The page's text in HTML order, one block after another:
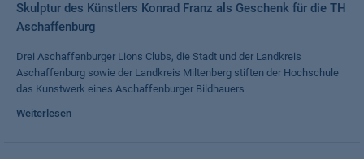
Skulptur des Künstlers Konrad Franz als Geschenk für die TH
Aschaffenburg
Drei Aschaffenburger Lions Clubs, die Stadt und der Landkreis
Aschaffenburg sowie der Landkreis Miltenberg stiften der Hochschule
das Kunstwerk eines Aschaffenburger Bildhauers
Weiterlesen